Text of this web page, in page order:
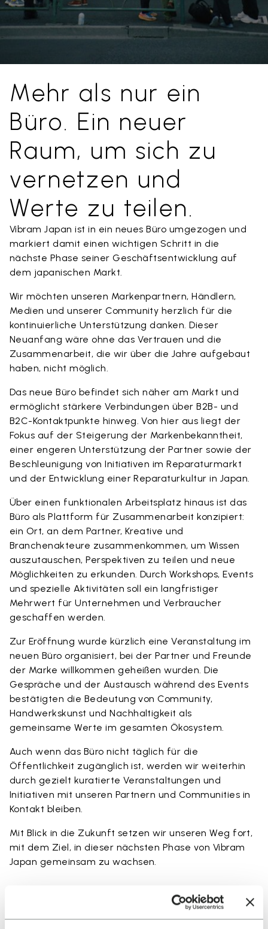
Mehr als nur ein
Büro. Ein neuer
Raum, um sich zu
vernetzen und
Werte zu teilen.
Vibram Japan ist in ein neues Büro umgezogen und
markiert damit einen wichtigen Schritt in die
nächste Phase seiner Geschäftsentwicklung auf
dem japanischen Markt.
Wir möchten unseren Markenpartnern, Händlern,
Medien und unserer Community herzlich für die
kontinuierliche Unterstützung danken. Dieser
Neuanfang wäre ohne das Vertrauen und die
Zusammenarbeit, die wir über die Jahre aufgebaut
haben, nicht möglich.
Das neue Büro befindet sich näher am Markt und
ermöglicht stärkere Verbindungen über B2B- und
B2C-Kontaktpunkte hinweg. Von hier aus liegt der
Fokus auf der Steigerung der Markenbekanntheit,
einer engeren Unterstützung der Partner sowie der
Beschleunigung von Initiativen im Reparaturmarkt
und der Entwicklung einer Reparaturkultur in Japan.
Über einen funktionalen Arbeitsplatz hinaus ist das
Büro als Plattform für Zusammenarbeit konzipiert:
ein Ort, an dem Partner, Kreative und
Branchenakteure zusammenkommen, um Wissen
auszutauschen, Perspektiven zu teilen und neue
Möglichkeiten zu erkunden. Durch Workshops, Events
und spezielle Aktivitäten soll ein langfristiger
Mehrwert für Unternehmen und Verbraucher
geschaffen werden.
Zur Eröffnung wurde kürzlich eine Veranstaltung im
neuen Büro organisiert, bei der Partner und Freunde
der Marke willkommen geheißen wurden. Die
Gespräche und der Austausch während des Events
bestätigten die Bedeutung von Community,
Handwerkskunst und Nachhaltigkeit als
gemeinsame Werte im gesamten Ökosystem.
Auch wenn das Büro nicht täglich für die
Öffentlichkeit zugänglich ist, werden wir weiterhin
durch gezielt kuratierte Veranstaltungen und
Initiativen mit unseren Partnern und Communities in
Kontakt bleiben.
Mit Blick in die Zukunft setzen wir unseren Weg fort,
mit dem Ziel, in dieser nächsten Phase von Vibram
Japan gemeinsam zu wachsen.